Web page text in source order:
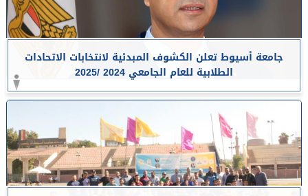
جامعة أسيوط تعلن الكشوف المبدئية لانتخابات الاتحادات
الطلابية للعام الجامعي 2024 /2025